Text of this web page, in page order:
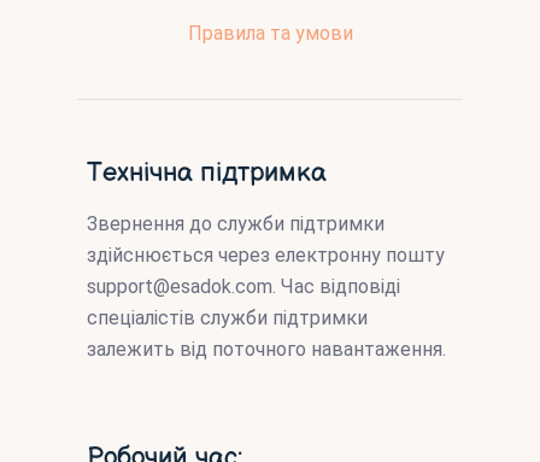
Правила та умови
Технічна підтримка
Звернення до служби підтримки
здійснюється через електронну пошту
support@esadok.com. Час відповіді
спеціалістів служби підтримки
залежить від поточного навантаження.